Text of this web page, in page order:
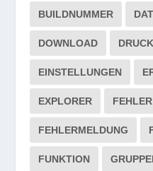
BUILDNUMMER
DOWNLOAD
EINSTELLUNGEN
EXPLORER FEHLER
FEHLERMELDUNG
FUNKTION